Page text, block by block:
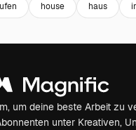
house haus
um deine beste Arbeit zu
unter Kreativen,